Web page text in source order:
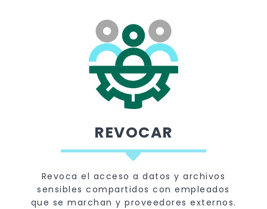
REVOCAR
Revoca el acceso a datos y archivos
sensibles compartidos con empleados
que se marchan y proveedores externos.